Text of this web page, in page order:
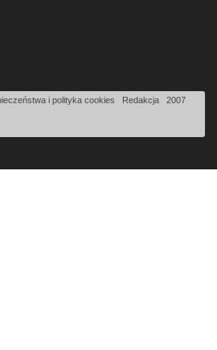
i polityka cookies Redakcja
2007